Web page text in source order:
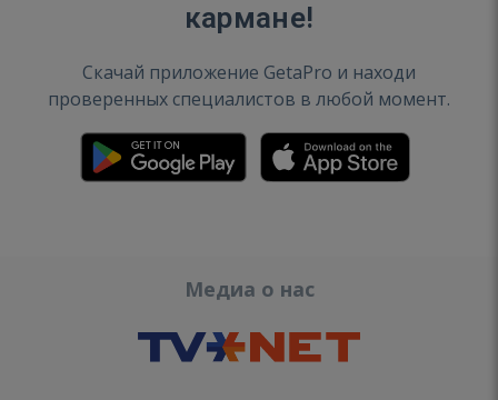
кармане!
Скачай приложение GetaPro и находи
проверенных специалистов в любой момент.
Медиа о нас